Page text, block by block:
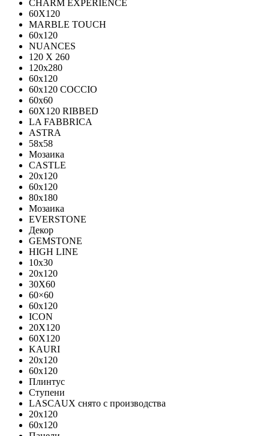
CHARM EXPERIENCE
60X120
MARBLE TOUCH
60х120
NUANCES
120 X 260
120x280
60x120
60x120 COCCIO
60x60
60Х120 RIBBED
LA FABBRICA
ASTRA
58x58
Мозаика
CASTLE
20x120
60x120
80х180
Мозаика
EVERSTONE
Декор
GEMSTONE
HIGH LINE
10x30
20x120
30X60
60×60
60x120
ICON
20X120
60X120
KAURI
20x120
60x120
Плинтус
Ступени
LASCAUX снято с производства
20x120
60x120